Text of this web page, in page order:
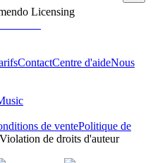
Licensing
ContactCentre d'aideNous
de ventePolitique de
Violation de droits d'auteur